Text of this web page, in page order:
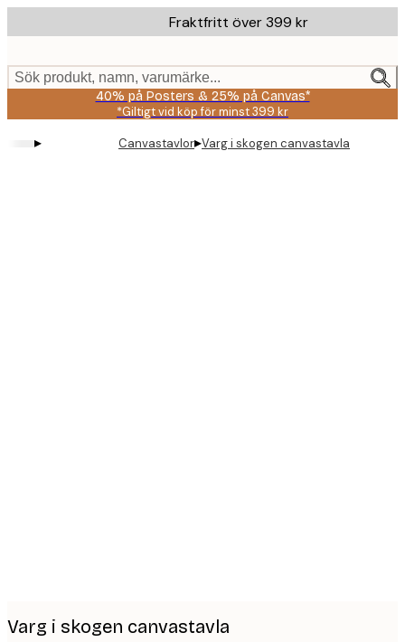
to
content.
Fraktfritt över 399 kr
Sök produkt, namn, varumärke...
40% på Posters & 25% på Canvas*
*Giltigt vid köp för minst 399 kr
▸ Canvastavlor▸Varg i skogen canvastavla
Varg i skogen canvastavla